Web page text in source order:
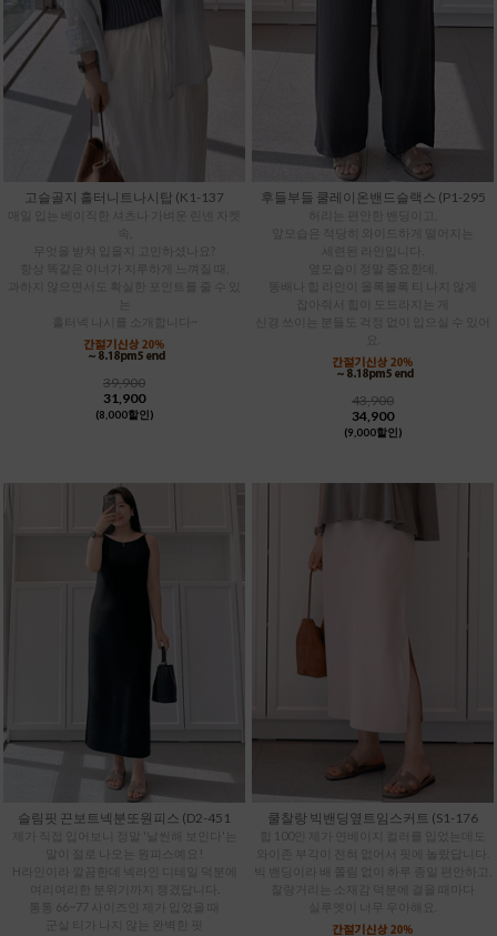
고슬골지 홀터니트나시탑 (K1-137
매일 입는 베이직한 셔츠나 가벼운 린넨 자켓
속,
항상 똑같은 이너가 지루하게 느껴질 때,
과하지 않으면서도 확실한 포인트를 줄 수 있
홀터넥 나시를 소개합니다~
39,900
31,900
(8,000할인)
후들부들 쿨레이온밴드슬랙스 (P1-295
세련된 라인입니다.
똥배나 힙 라인이 올록볼록 티 나지 않게
잡아줘서 힙이 도드라지는 게
신경 쓰이는 분들도 걱정 없이 입으실 수 있어
43,900
34,900
(9,000할인)
슬림핏 끈보트넥분또원피스 (D2-451
말이 절로 나오는 원피스예요!
H라인이라 깔끔한데 넥라인 디테일 덕분에
통통 66~77 사이즈인 제가 입었을 때
군살 티가 나지 않는 완벽한 핏
쿨찰랑 빅밴딩옆트임스커트 (S1-176
힙 100인 제가 연베이지 컬러를 입었는데도
와이존 부각이 전혀 없어서 핏에 놀랐답니다.
빅 밴딩이라 배 쫄림 없이 하루 종일 편안하고,
찰랑거리는 소재감 덕분에 걸을 때마다
실루엣이 너무 우아해요.